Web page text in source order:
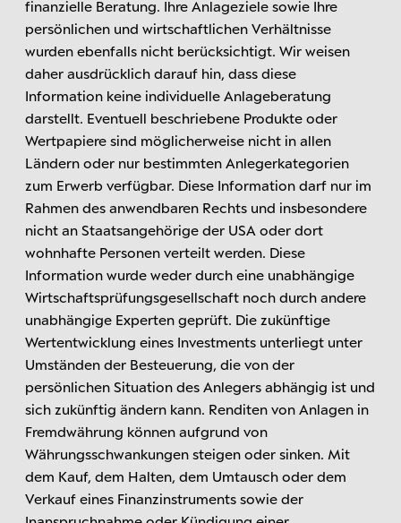
finanzielle Beratung. Ihre Anlageziele sowie Ihre
persönlichen und wirtschaftlichen Verhältnisse
wurden ebenfalls nicht berücksichtigt. Wir weisen
daher ausdrücklich darauf hin, dass diese
Information keine individuelle Anlageberatung
darstellt. Eventuell beschriebene Produkte oder
Wertpapiere sind möglicherweise nicht in allen
Ländern oder nur bestimmten Anlegerkategorien
zum Erwerb verfügbar. Diese Information darf nur im
Rahmen des anwendbaren Rechts und insbesondere
nicht an Staatsangehörige der USA oder dort
wohnhafte Personen verteilt werden. Diese
Information wurde weder durch eine unabhängige
Wirtschaftsprüfungsgesellschaft noch durch andere
unabhängige Experten geprüft. Die zukünftige
Wertentwicklung eines Investments unterliegt unter
Umständen der Besteuerung, die von der
persönlichen Situation des Anlegers abhängig ist und
sich zukünftig ändern kann. Renditen von Anlagen in
Fremdwährung können aufgrund von
Währungsschwankungen steigen oder sinken. Mit
dem Kauf, dem Halten, dem Umtausch oder dem
Verkauf eines Finanzinstruments sowie der